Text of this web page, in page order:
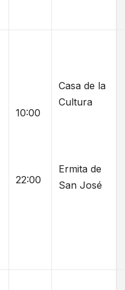
10:00
22:00
Casa de la
Cultura
Ermita de
San José